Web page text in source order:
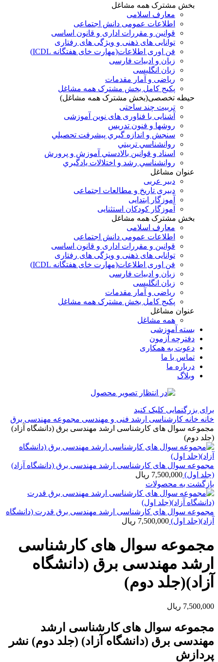
بخش مشترک همه مشاغل
معارف اسلامی
اطلاعات عمومی دانش اجتماعی
قوانین و مقررات اداری و قانون اساسی
توانایی های ذهنی و ویژگی های رفتاری
فن اوری اطلاعات(مهارت خای هفتگانه ICDL)
زبان و ادبیات فارسی
زبان انگلیسی
ریاضی و آمار مقدمات
پکیج کامل بخش مشترک همه مشاغل
حیطه تخصصی(بخش مشترک همه مشاغل)
تربیت چند ساحتی
آشنایی با فناوری های نوین آموزشی
روشها و فنون تدريس
سنجش و اندازه گيري پيشرفت تحصيلي
روانشناسي تربيتي
اسناد و قوانين بالادستي آموزش و پرورش
روانشناسي رشد و اختلالات يادگيري
عنوان مشاغل
دبير عربی
دبیری تاریخ و مطالعات اجتماعی
آموزگار ابتدایی
آموزگار کودکان استثنایی
بخش مشترک همه مشاغل
معارف اسلامی
اطلاعات عمومی دانش اجتماعی
قوانین و مقررات اداری و قانون اساسی
توانایی های ذهنی و ویژگی های رفتاری
فن اوری اطلاعات(مهارت خای هفتگانه ICDL)
زبان و ادبیات فارسی
زبان انگلیسی
ریاضی و آمار مقدمات
پکیج کامل بخش مشترک همه مشاغل
عنوان مشاغل
همه مشاغل
بسته آموزشی
دفترچه آزمون
دعوت به همکاری
تماس با ما
درباره ما
وبلاگ
برای بزرگنمایی کلیک کنید
خانه خانه کارشناسی ارشد فنی و مهندسی مجموعه مهندسی برق
مجموعه سوال های کارشناسی ارشد مهندسی برق (دانشگاه آزاد)
(جلد دوم)
مجموعه سوال های کارشناسی ارشد مهندسی برق (دانشگاه آزاد)
(جلد اول) 7,500,000 ریال
بازگشت به محصولات
مجموعه سوال های کارشناسی ارشد مهندسی برق قدرت (دانشگاه
آزاد)(جلد اول) 7,500,000 ریال
مجموعه سوال های کارشناسی
ارشد مهندسی برق (دانشگاه
آزاد)(جلد دوم)
7,500,000 ریال
مجموعه سوال های کارشناسی ارشد
مهندسی برق (دانشگاه آزاد) (جلد دوم) نشر
پردازش